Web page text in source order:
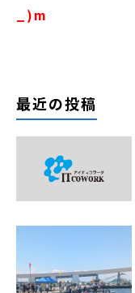
_)m
最近の投稿